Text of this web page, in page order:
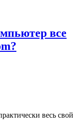
все
весь свой